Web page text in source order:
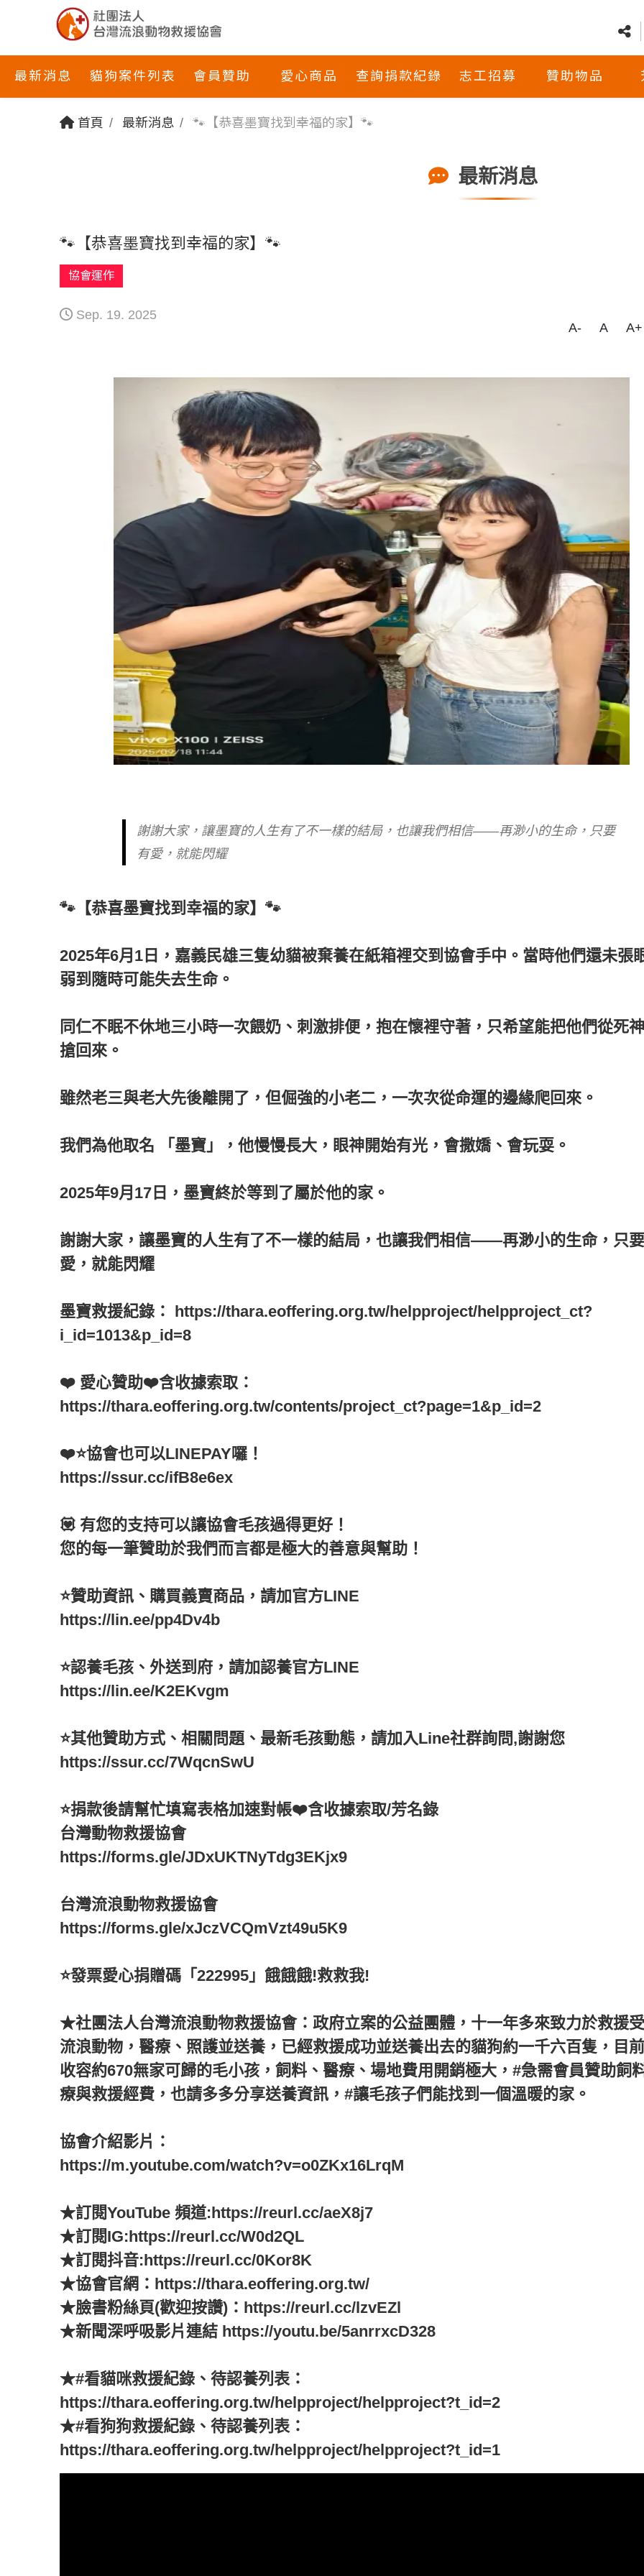
最新消息 貓狗案件列表 會員贊助 愛心商品 查詢捐款紀錄 志工招募 贊助物品
首頁 最新消息 🐾【恭喜墨寶找到幸福的家】🐾
最新消息
🐾【恭喜墨寶找到幸福的家】🐾
協會運作
Sep. 19. 2025
A-
A A+
謝謝大家，讓墨寶的人生有了不一樣的結局，也讓我們相信——再渺小的生命，只要
有愛，就能閃耀
🐾【恭喜墨寶找到幸福的家】🐾
2025年6月1日，嘉義民雄三隻幼貓被棄養在紙箱裡交到協會手中。當時他們還未張
弱到隨時可能失去生命。
同仁不眠不休地三小時一次餵奶、刺激排便，抱在懷裡守著，只希望能把他們從死
搶回來。
雖然老三與老大先後離開了，但倔強的小老二，一次次從命運的邊緣爬回來。
我們為他取名 「墨寶」，他慢慢長大，眼神開始有光，會撒嬌、會玩耍。
2025年9月17日，墨寶終於等到了屬於他的家。
謝謝大家，讓墨寶的人生有了不一樣的結局，也讓我們相信——再渺小的生命，只
愛，就能閃耀
墨寶救援紀錄： https://thara.eoffering.org.tw/helpproject/helpproject_ct?
i_id=1013&p_id=8
❤️ 愛心贊助❤️含收據索取：
https://thara.eoffering.org.tw/contents/project_ct?page=1&p_id=2
❤️⭐協會也可以LINEPAY囉！
https://ssur.cc/ifB8e6ex
💟 有您的支持可以讓協會毛孩過得更好！
您的每一筆贊助於我們而言都是極大的善意與幫助！
⭐️贊助資訊、購買義賣商品，請加官方LINE
https://lin.ee/pp4Dv4b
⭐️認養毛孩、外送到府，請加認養官方LINE
https://lin.ee/K2EKvgm
⭐️其他贊助方式、相關問題、最新毛孩動態，請加入Line社群詢問,謝謝您
https://ssur.cc/7WqcnSwU
⭐️捐款後請幫忙填寫表格加速對帳❤️含收據索取/芳名錄
台灣動物救援協會
https://forms.gle/JDxUKTNyTdg3EKjx9
台灣流浪動物救援協會
https://forms.gle/xJczVCQmVzt49u5K9
⭐️發票愛心捐贈碼「222995」餓餓餓!救救我!
★社團法人台灣流浪動物救援協會：政府立案的公益團體，十一年多來致力於救援
流浪動物，醫療、照護並送養，已經救援成功並送養出去的貓狗約一千六百隻，目
收容約670無家可歸的毛小孩，飼料、醫療、場地費用開銷極大，#急需會員贊助飼
療與救援經費，也請多多分享送養資訊，#讓毛孩子們能找到一個溫暖的家。
協會介紹影片：
https://m.youtube.com/watch?v=o0ZKx16LrqM
★訂閱YouTube 頻道:https://reurl.cc/aeX8j7
★訂閱IG:https://reurl.cc/W0d2QL
★訂閱抖音:https://reurl.cc/0Kor8K
★協會官網：https://thara.eoffering.org.tw/
★臉書粉絲頁(歡迎按讚)：https://reurl.cc/lzvEZl
★新聞深呼吸影片連結 https://youtu.be/5anrrxcD328
★#看貓咪救援紀錄、待認養列表：
https://thara.eoffering.org.tw/helpproject/helpproject?t_id=2
★#看狗狗救援紀錄、待認養列表：
https://thara.eoffering.org.tw/helpproject/helpproject?t_id=1